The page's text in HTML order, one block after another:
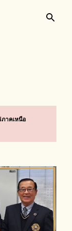
าคเหนือ